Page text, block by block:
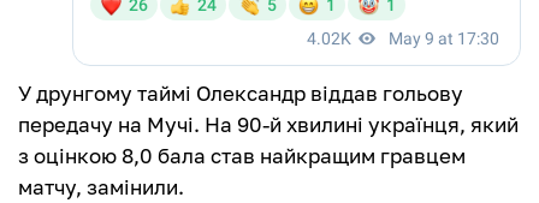
У друнгому таймі Олександр віддав гольову
передачу на Мучі. На 90-й хвилині українця, який
з оцінкою 8,0 бала став найкращим гравцем
матчу, замінили.